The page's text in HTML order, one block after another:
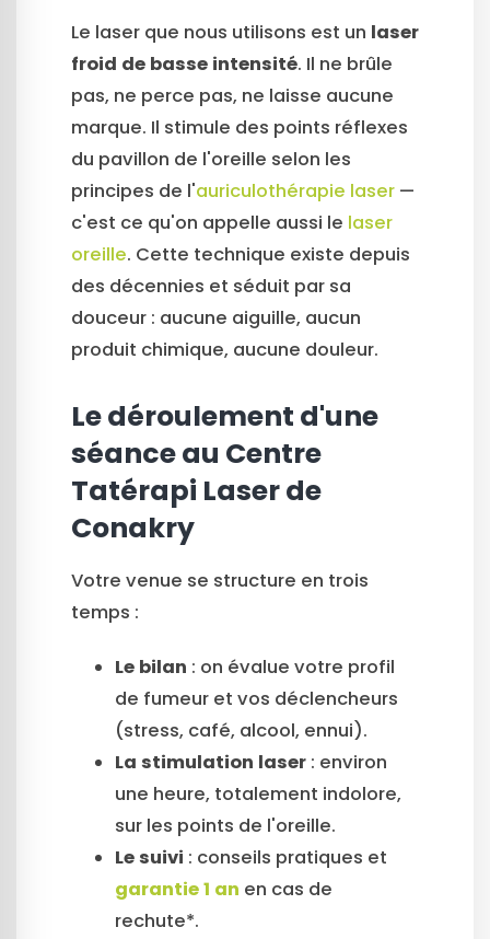
Le laser que nous utilisons est un laser
froid de basse intensité. Il ne brûle
pas, ne perce pas, ne laisse aucune
marque. Il stimule des points réflexes
du pavillon de l'oreille selon les
principes de l'auriculothérapie laser —
c'est ce qu'on appelle aussi le laser
oreille. Cette technique existe depuis
des décennies et séduit par sa
douceur : aucune aiguille, aucun
produit chimique, aucune douleur.
Le déroulement d'une
séance au Centre
Tatérapi Laser de
Conakry
Votre venue se structure en trois
temps :
Le bilan : on évalue votre profil
de fumeur et vos déclencheurs
(stress, café, alcool, ennui).
La stimulation laser : environ
une heure, totalement indolore,
sur les points de l'oreille.
Le suivi : conseils pratiques et
garantie 1 an en cas de
rechute*.